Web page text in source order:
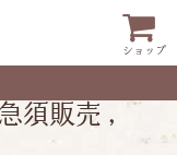
ショップ
急須販売 ,